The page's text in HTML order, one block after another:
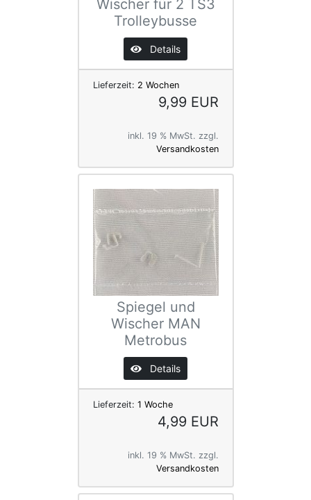
Wischer für 2 TS3
Trolleybusse
Details
Lieferzeit: 2 Wochen
9,99 EUR
inkl. 19 % MwSt. zzgl.
Versandkosten
Spiegel und
Wischer MAN
Metrobus
Details
Lieferzeit: 1 Woche
4,99 EUR
inkl. 19 % MwSt. zzgl.
Versandkosten